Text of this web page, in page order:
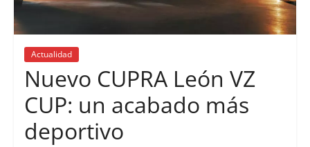
Actualidad
Nuevo CUPRA León VZ
CUP: un acabado más
deportivo